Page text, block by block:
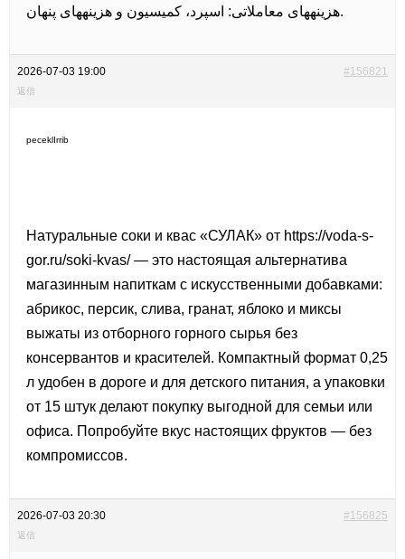
هزینههای معاملاتی: اسپرد، کمیسیون و هزینههای پنهان.
2026-07-03 19:00 #156821
返信
peceklIrrib
Натуральные соки и квас «СУЛАК» от https://voda-s-
gor.ru/soki-kvas/ — это настоящая альтернатива
магазинным напиткам с искусственными добавками:
абрикос, персик, слива, гранат, яблоко и миксы
выжаты из отборного горного сырья без
консервантов и красителей. Компактный формат 0,25
л удобен в дороге и для детского питания, а упаковки
от 15 штук делают покупку выгодной для семьи или
офиса. Попробуйте вкус настоящих фруктов — без
компромиссов.
2026-07-03 20:30 #156825
返信